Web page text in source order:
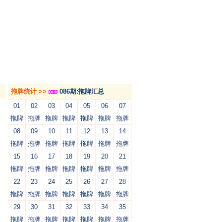
拖牌统计 >>
086期:拖牌汇总
01
拖牌
02
拖牌
03
拖牌
04
拖牌
05
拖牌
06
拖牌
07
拖牌
08
拖牌
09
拖牌
10
拖牌
11
拖牌
12
拖牌
13
拖牌
14
拖牌
15
拖牌
16
拖牌
17
拖牌
18
拖牌
19
拖牌
20
拖牌
21
拖牌
22
拖牌
23
拖牌
24
拖牌
25
拖牌
26
拖牌
27
拖牌
28
拖牌
29
拖牌
30
拖牌
31
拖牌
32
拖牌
33
拖牌
34
拖牌
35
拖牌